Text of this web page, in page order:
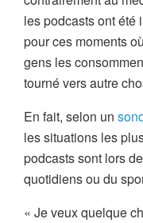
les podcasts ont été
pour ces moments
gens les
tourné vers autre
En fait, selon un
les situations les
podcasts sont lors
quotidiens ou du
« Je veux quelque